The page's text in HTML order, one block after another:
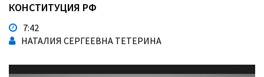
КОНСТИТУЦИЯ РФ
7:42
НАТАЛИЯ СЕРГЕЕВНА ТЕТЕРИНА